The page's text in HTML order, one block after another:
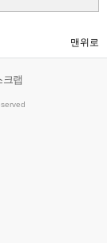
맨위로
크랩